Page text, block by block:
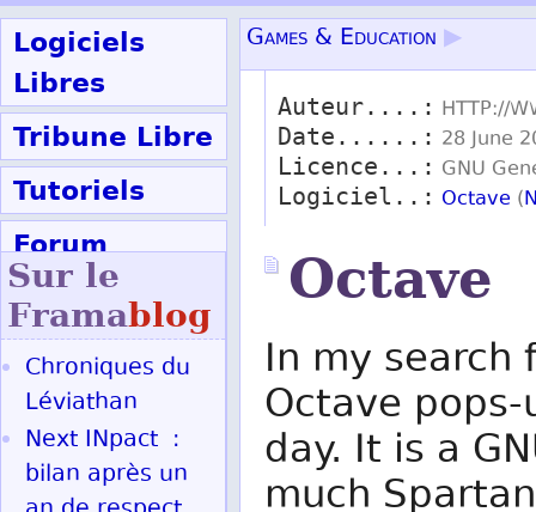
Logiciels
Libres
Tribune Libre
Tutoriels
Forum
Participer
Games & Education ▶
Auteur....: HTTP://
Date......: 28 June
Licence...: GNU
Logiciel..: Octave (
Octave
In my search
Octave
day. It is a
much
Sur le
Framablog
Chroniques du
Léviathan
Next INpact :
bilan après un